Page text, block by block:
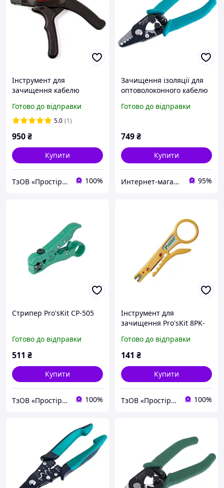
Інструмент для
зачищення кабелю
Готово до відправки
5.0 (1)
950₴
Купити
ТзОВ «Простір Груп» 100%
Зачищення ізоляції для
оптоволоконного кабелю
Готово до відправки
749₴
Купити
Интернет-магазин "RADIOMART" 95%
Стрипер Pro'sKit CP-505
Готово до відправки
511 ₴
Купити
ТзОВ «Простір Груп» 100%
Інструмент для
зачищення Pro'sKit 8PK-
Готово до відправки
141 ₴
Купити
ТзОВ «Простір Груп» 100%